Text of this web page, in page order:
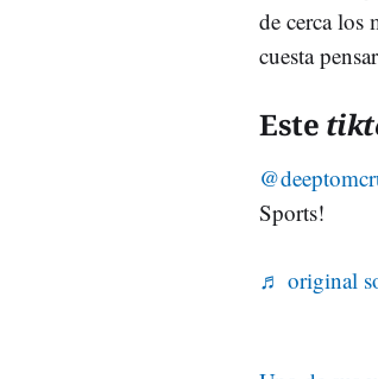
de cerca los
cuesta
Este
Sports!
♬ original